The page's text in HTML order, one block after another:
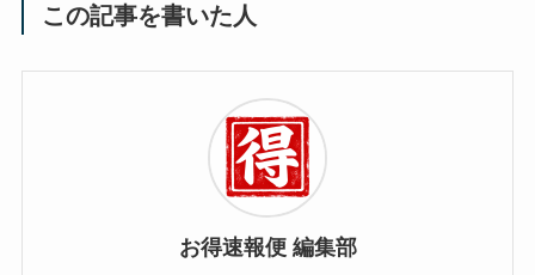
この記事を書いた人
お得速報便 編集部